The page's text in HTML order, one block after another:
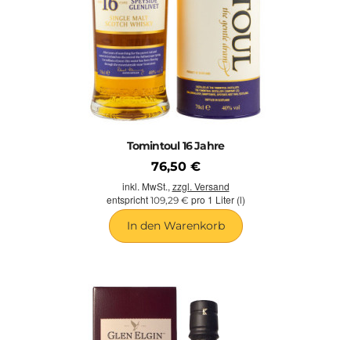
Tomintoul 16 Jahre
76,50 €
inkl. MwSt., zzgl. Versand
entspricht 109,29 € pro 1 Liter (l)
In den Warenkorb